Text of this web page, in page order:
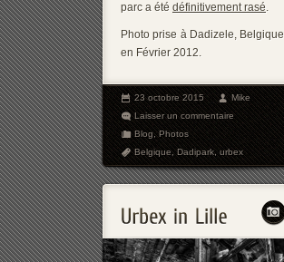
parc a été définitivement rasé.
Photo prise à Dadizele, Belgique
en Février 2012.
23 octobre 2015
Mike
Laisser un commentaire
Blog,Photos
Belgique,Dadipark,urbex